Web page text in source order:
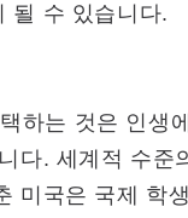
될 수 있습니다.
하는 것은 인생
다. 세계적 수준
미국은 국제 학